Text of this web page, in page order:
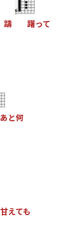
躊 躇って
あ と何
甘えても